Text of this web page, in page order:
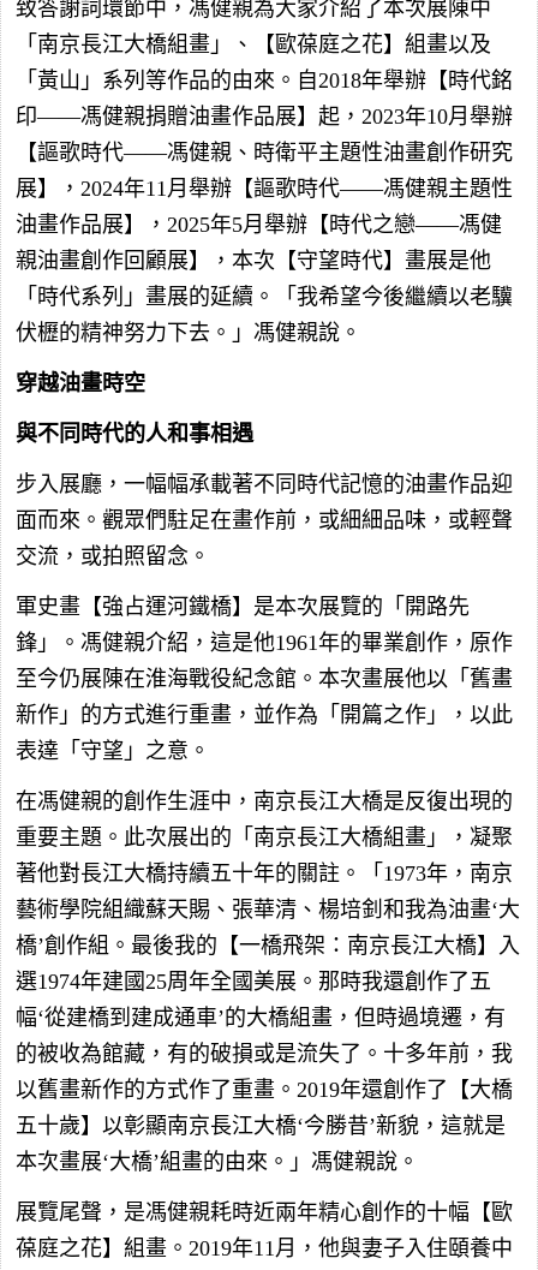
致答謝詞環節中，馮健親為大家介紹了本次展陳中
「南京長江大橋組畫」、【歐葆庭之花】組畫以及
「黃山」系列等作品的由來。自2018年舉辦【時代銘
印——馮健親捐贈油畫作品展】起，2023年10月舉辦
【謳歌時代——馮健親、時衛平主題性油畫創作研究
展】，2024年11月舉辦【謳歌時代——馮健親主題性
油畫作品展】，2025年5月舉辦【時代之戀——馮健
親油畫創作回顧展】，本次【守望時代】畫展是他
「時代系列」畫展的延續。「我希望今後繼續以老驥
伏櫪的精神努力下去。」馮健親說。
穿越油畫時空
與不同時代的人和事相遇
步入展廳，一幅幅承載著不同時代記憶的油畫作品迎
面而來。觀眾們駐足在畫作前，或細細品味，或輕聲
交流，或拍照留念。
軍史畫【強占運河鐵橋】是本次展覽的「開路先
鋒」。馮健親介紹，這是他1961年的畢業創作，原作
至今仍展陳在淮海戰役紀念館。本次畫展他以「舊畫
新作」的方式進行重畫，並作為「開篇之作」，以此
表達「守望」之意。
在馮健親的創作生涯中，南京長江大橋是反復出現的
重要主題。此次展出的「南京長江大橋組畫」，凝聚
著他對長江大橋持續五十年的關註。「1973年，南京
藝術學院組織蘇天賜、張華清、楊培釗和我為油畫‘大
橋’創作組。最後我的【一橋飛架：南京長江大橋】入
選1974年建國25周年全國美展。那時我還創作了五
幅‘從建橋到建成通車’的大橋組畫，但時過境遷，有
的被收為館藏，有的破損或是流失了。十多年前，我
以舊畫新作的方式作了重畫。2019年還創作了【大橋
五十歲】以彰顯南京長江大橋‘今勝昔’新貌，這就是
本次畫展‘大橋’組畫的由來。」馮健親說。
展覽尾聲，是馮健親耗時近兩年精心創作的十幅【歐
葆庭之花】組畫。2019年11月，他與妻子入住頤養中